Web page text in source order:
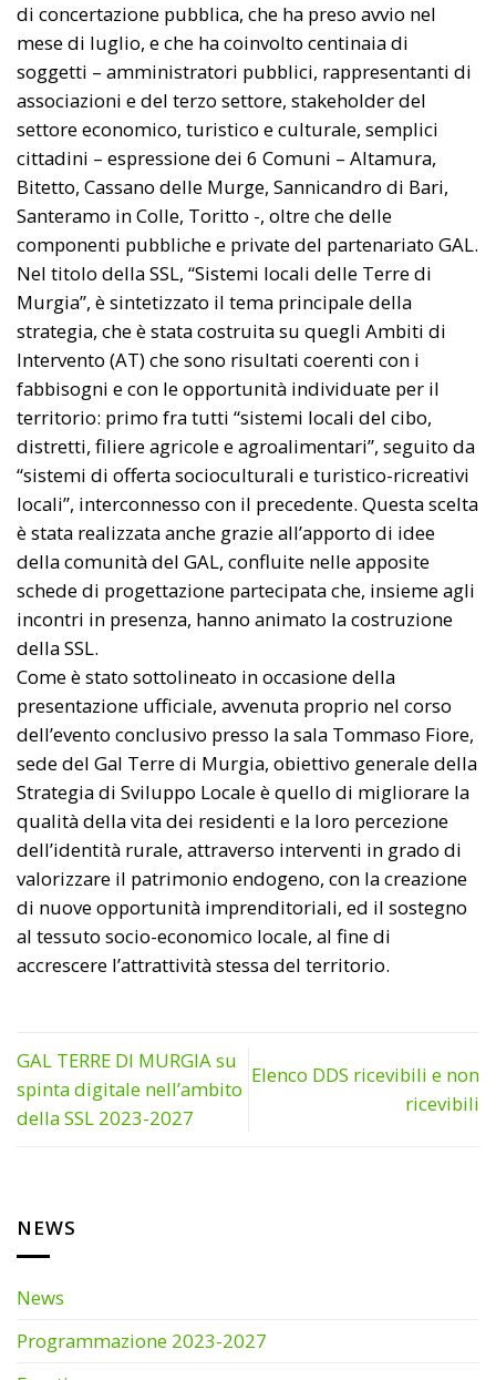
NEWS
News
Programmazione 2023-2027
di concertazione pubblica, che ha preso avvio nel
mese di luglio, e che ha coinvolto centinaia di
soggetti – amministratori pubblici, rappresentanti di
associazioni e del terzo settore, stakeholder del
settore economico, turistico e culturale, semplici
cittadini – espressione dei 6 Comuni – Altamura,
Bitetto, Cassano delle Murge, Sannicandro di Bari,
Santeramo in Colle, Toritto -, oltre che delle
componenti pubbliche e private del partenariato GAL.
Nel titolo della SSL, “Sistemi locali delle Terre di
Murgia”, è sintetizzato il tema principale della
strategia, che è stata costruita su quegli Ambiti di
Intervento (AT) che sono risultati coerenti con i
fabbisogni e con le opportunità individuate per il
territorio: primo fra tutti “sistemi locali del cibo,
distretti, filiere agricole e agroalimentari”, seguito da
“sistemi di offerta socioculturali e turistico-ricreativi
locali”, interconnesso con il precedente. Questa scelta
è stata realizzata anche grazie all’apporto di idee
della comunità del GAL, confluite nelle apposite
schede di progettazione partecipata che, insieme agli
incontri in presenza, hanno animato la costruzione
della SSL.
Come è stato sottolineato in occasione della
presentazione ufficiale, avvenuta proprio nel corso
dell’evento conclusivo presso la sala Tommaso Fiore,
sede del Gal Terre di Murgia, obiettivo generale della
Strategia di Sviluppo Locale è quello di migliorare la
qualità della vita dei residenti e la loro percezione
dell’identità rurale, attraverso interventi in grado di
valorizzare il patrimonio endogeno, con la creazione
di nuove opportunità imprenditoriali, ed il sostegno
al tessuto socio-economico locale, al fine di
accrescere l’attrattività stessa del territorio.
GAL TERRE DI MURGIA su
spinta digitale nell’ambito
della SSL 2023-2027
Elenco DDS ricevibili e non
ricevibili